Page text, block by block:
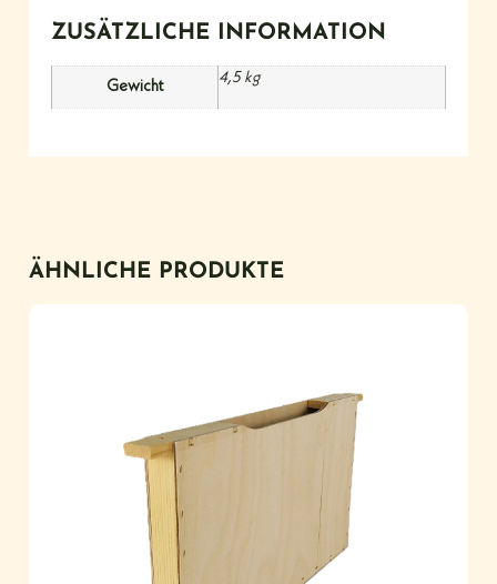
ZUSÄTZLICHE INFORMATION
Gewicht
4,5 kg
ÄHNLICHE PRODUKTE